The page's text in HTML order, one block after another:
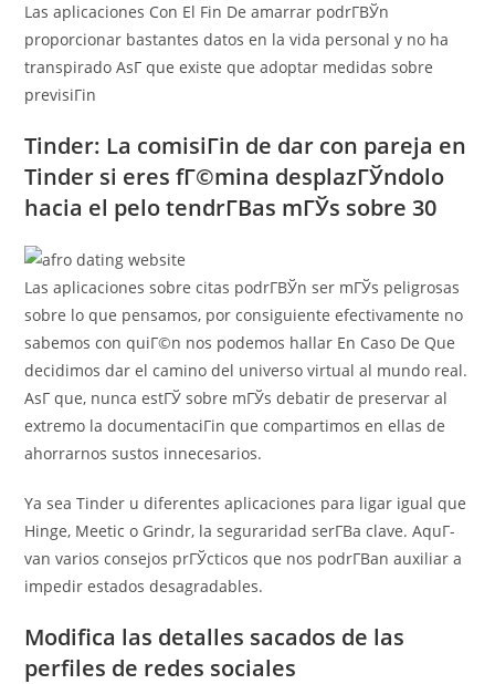
Las aplicaciones Con El Fin De amarrar podrГ­ВЎn
proporcionar bastantes datos en la vida personal y no ha
transpirado AsГ­ que existe que adoptar medidas sobre
previsiГіn
Tinder: La comisiГіn de dar con pareja en
Tinder si eres fГ©mina desplazГЎndolo
hacia el pelo tendrГ­В­as mГЎs sobre 30
Las aplicaciones sobre citas podrГ­ВЎn ser mГЎs peligrosas
sobre lo que pensamos, por consiguiente efectivamente no
sabemos con quiГ©n nos podemos hallar En Caso De Que
decidimos dar el camino del universo virtual al mundo real.
AsГ­ que, nunca estГЎ sobre mГЎs debatir de preservar al
extremo la documentaciГіn que compartimos en ellas de
ahorrarnos sustos innecesarios.
Ya sea Tinder u diferentes aplicaciones para ligar igual que
Hinge, Meetic o Grindr, la seguraridad serГ­В­a clave. AquГ­
van varios consejos prГЎcticos que nos podrГ­В­an auxiliar a
impedir estados desagradables.
Modifica las detalles sacados de las
perfiles de redes sociales